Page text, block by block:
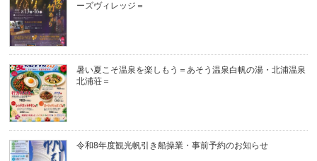
ーズヴィレッジ＝
暑い夏こそ温泉を楽しもう＝あそう温泉白帆の湯・北浦温泉
北浦荘＝
令和8年度観光帆引き船操業・事前予約のお知らせ